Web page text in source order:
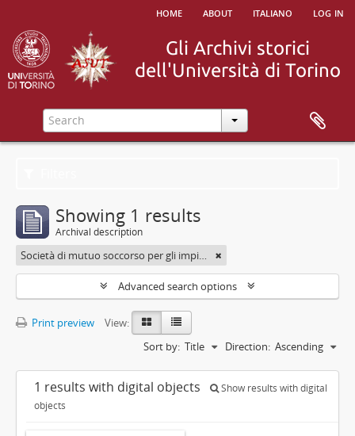
home about italiano log in
Showing 1 results
Archival description
Società di mutuo soccorso per gli impiegati
Advanced search options
Print preview
View:
Sort by: Title Direction: Ascending
1 results with digital objects
Show results with digital
objects